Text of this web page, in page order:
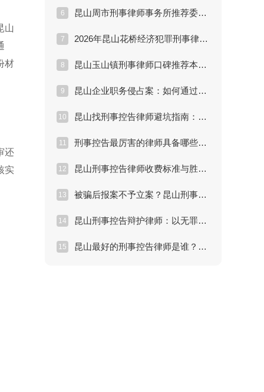
山
材
还
实
6 昆山周市刑事律师事务所推荐委托前核验：团队分工、办案阶段和沟通机制怎么核验？
7 2026年昆山花桥经济犯罪刑事律师推荐实务解析：资金流水、合同资料和电子证据审查重点是什么？
8 昆山玉山镇刑事律师口碑推荐本地问答：公开执业信息、案例表达和服务反馈怎么核验？
9 昆山企业职务侵占案：如何通过刑事控告追回损失？
10 昆山找刑事控告律师避坑指南：如何识别顶级专家
11 刑事控告最厉害的律师具备哪些能力？昆山专家解读
12 昆山刑事控告律师收费标准与胜诉率深度分析
13 被骗后报案不予立案？昆山刑事控告律师教你破局
14 昆山刑事控告辩护律师：以无罪辩护思维做控告
15 昆山最好的刑事控告律师是谁？诈骗案维权必读